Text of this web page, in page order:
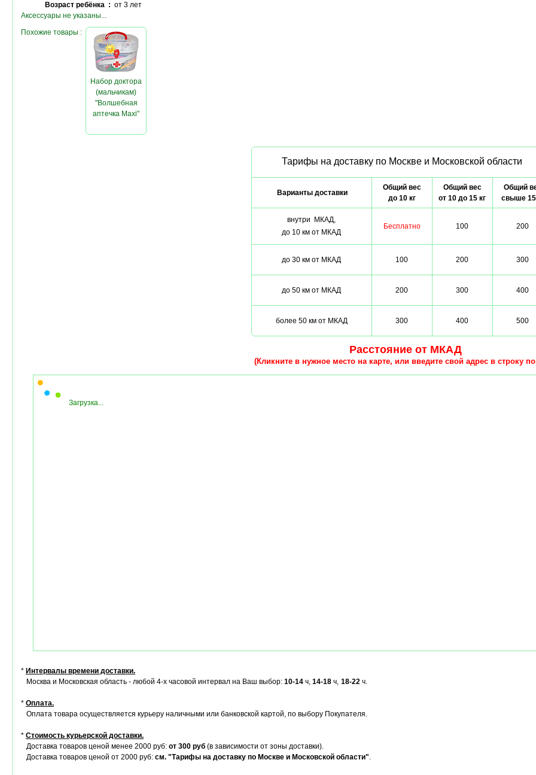
Возраст ребёнка : от 3 лет
Аксессуары не указаны...
Похожие товары :
Набор доктора
(мальчикам)
"Волшебная
аптечка Maxi"
Тарифы на доставку по Москве и Московской области
Варианты доставки
Общий вес
до 10 кг
Общий вес
от 10 до 15 кг
Общий
свыше 15
внутри МКАД,
до 10 км от МКАД
Бесплатно 100 200
до 30 км от МКАД 100 200 300
до 50 км от МКАД 200 300 400
более 50 км от МКАД 300 400 500
Расстояние от МКАД
(Кликните в нужное место на карте, или введите свой адрес в строку
Загрузка...
* Интервалы времени доставки.
Москва и Московская область - любой 4-х часовой интервал на Ваш выбор: 10-14 ч, 14-18 ч, 18-22 ч.
* Оплата.
Оплата товара осуществляется курьеру наличными или банковской картой, по выбору Покупателя.
* Стоимость курьерской доставки.
Доставка товаров ценой менее 2000 руб: от 300 руб (в зависимости от зоны доставки).
Доставка товаров ценой от 2000 руб: см. "Тарифы на доставку по Москве и Московской области".